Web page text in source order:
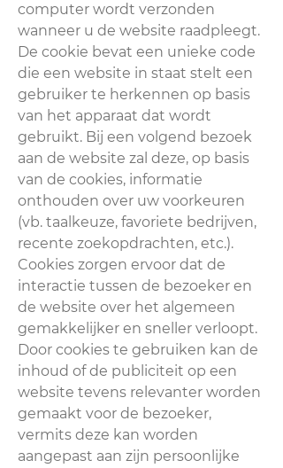
computer wordt verzonden
wanneer u de website raadpleegt.
De cookie bevat een unieke code
die een website in staat stelt een
gebruiker te herkennen op basis
van het apparaat dat wordt
gebruikt. Bij een volgend bezoek
aan de website zal deze, op basis
van de cookies, informatie
onthouden over uw voorkeuren
(vb. taalkeuze, favoriete bedrijven,
recente zoekopdrachten, etc.).
Cookies zorgen ervoor dat de
interactie tussen de bezoeker en
de website over het algemeen
gemakkelijker en sneller verloopt.
Door cookies te gebruiken kan de
inhoud of de publiciteit op een
website tevens relevanter worden
gemaakt voor de bezoeker,
vermits deze kan worden
aangepast aan zijn persoonlijke